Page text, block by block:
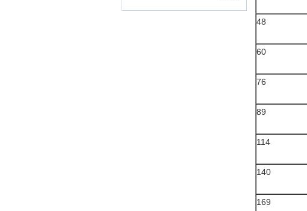
48
60
76
89
114
140
169